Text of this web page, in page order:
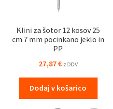
Klini za šotor 12 kosov 25
cm 7 mm pocinkano jeklo in
PP
27,87€ z DDV
Dodaj v košarico